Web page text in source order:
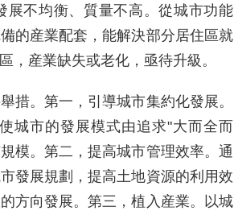
展不均衡、質量不高。從城市功能
的産業配套，能解決部分居住區就
，産業缺失或老化，亟待升級。
措。第一，引導城市集約化發展。
城市的發展模式由追求"大而全而
模。第二，提高城市管理效率。通
發展規劃，提高土地資源的利用效
方向發展。第三，植入産業。以城